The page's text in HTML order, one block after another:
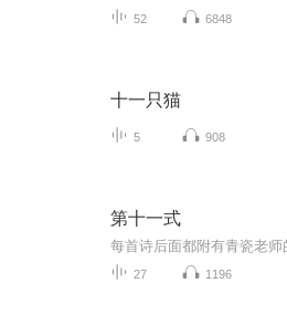
52 6848
十一只猫
5 908
第十一式
每首诗后面都附有青瓷老师
27 1196